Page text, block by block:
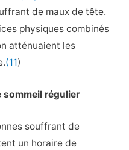
de maux de tête.
physiques combinés
atténuaient les
(11)
sommeil régulier
souffrant de
un horaire de